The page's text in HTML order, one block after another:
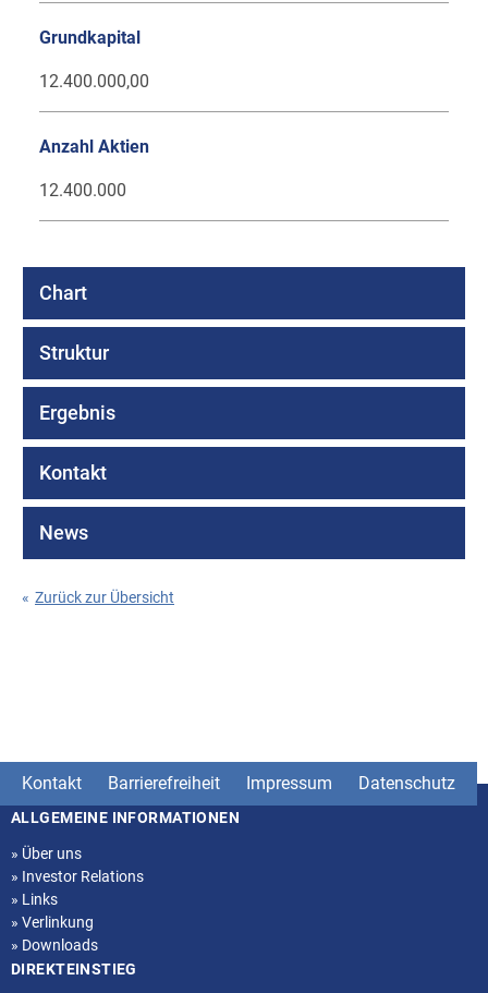
Grundkapital
12.400.000,00
Anzahl Aktien
12.400.000
Chart
Struktur
Ergebnis
Kontakt
News
« Zurück zur Übersicht
Kontakt Barrierefreiheit Impressum Datenschutz
Seitenstruktur
ALLGEMEINE INFORMATIONEN
» Über uns
» Investor Relations
» Links
» Verlinkung
» Downloads
DIREKTEINSTIEG